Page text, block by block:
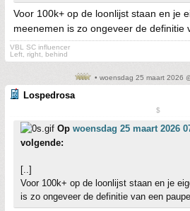
Voor 100k+ op de loonlijst staan en je
meenemen is zo ongeveer de definitie
VBL SC influencer
Left, right, behind
• woensdag 25 maart 2026
Lospedrosa
$
Op woensdag 25 maart 2026
volgende:
[..]
Voor 100k+ op de loonlijst staan en je
is zo ongeveer de definitie van een